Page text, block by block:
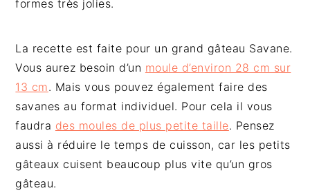
formes très jolies.
La recette est faite pour un grand gâteau Savane.
Vous aurez besoin d’un moule d’environ 28 cm sur
13 cm. Mais vous pouvez également faire des
savanes au format individuel. Pour cela il vous
faudra des moules de plus petite taille. Pensez
aussi à réduire le temps de cuisson, car les petits
gâteaux cuisent beaucoup plus vite qu’un gros
gâteau.